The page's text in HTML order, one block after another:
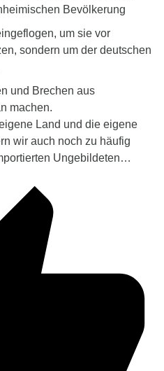
Bevölkerung
um sie vor
sondern um der deutschen
und Brechen aus
machen.
Land und die eigene
wir auch noch zu häufig
Ungebildeten…